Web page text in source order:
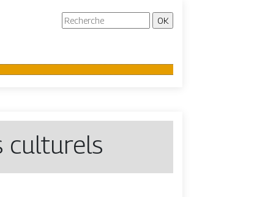
culturels